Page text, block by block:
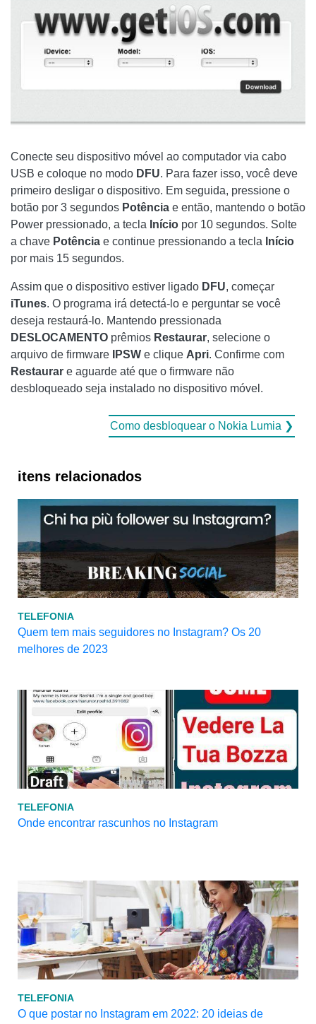
Conecte seu dispositivo móvel ao computador via cabo
USB e coloque no modo DFU. Para fazer isso, você deve
primeiro desligar o dispositivo. Em seguida, pressione o
botão por 3 segundos Potência e então, mantendo o botão
Power pressionado, a tecla Início por 10 segundos. Solte
a chave Potência e continue pressionando a tecla Início
por mais 15 segundos.
Assim que o dispositivo estiver ligado DFU, começar
iTunes. O programa irá detectá-lo e perguntar se você
deseja restaurá-lo. Mantendo pressionada
DESLOCAMENTO prêmios Restaurar, selecione o
arquivo de firmware
IPSW e clique Apri. Confirme com
Restaurar e aguarde até que o firmware não
desbloqueado seja instalado no dispositivo móvel.
Como desbloquear o Nokia Lumia ❯
itens relacionados
TELEFONIA
Quem tem mais seguidores no Instagram? Os 20
melhores de 2023
TELEFONIA
Onde encontrar rascunhos no Instagram
TELEFONIA
O que postar no Instagram em 2022: 20 ideias de